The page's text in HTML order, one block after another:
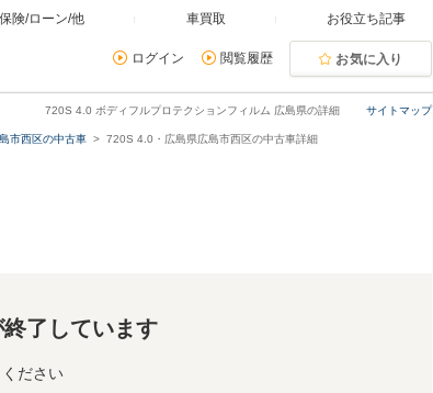
保険/ローン/他 車買取 お役立ち記事
ログイン 閲覧履歴 お気に入り
サイトマップ
720S 4.0 ボディフルプロテクションフィルム 広島県の詳細
市西区の中古車 720S 4.0・広島県広島市西区の中古車詳細
了しています
ださい